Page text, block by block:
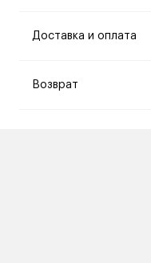
Доставка и оплата
Возврат